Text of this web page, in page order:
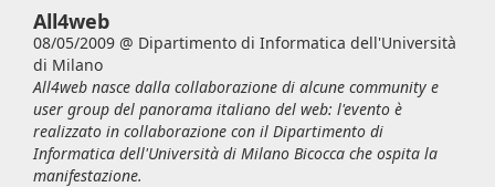
All4web
08/05/2009 @ Dipartimento di Informatica dell'Università
di Milano
All4web nasce dalla collaborazione di alcune community e
user group del panorama italiano del web: l'evento è
realizzato in collaborazione con il Dipartimento di
Informatica dell'Università di Milano Bicocca che ospita la
manifestazione.